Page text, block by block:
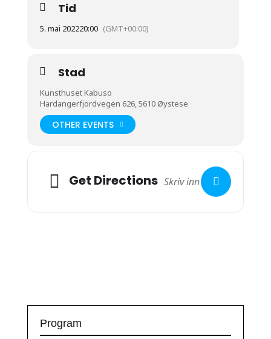
Tid
5. mai 202220:00 (GMT+00:00)
Stad
Kunsthuset Kabuso
Hardangerfjordvegen 626, 5610 Øystese
OTHER EVENTS
Get Directions
Program